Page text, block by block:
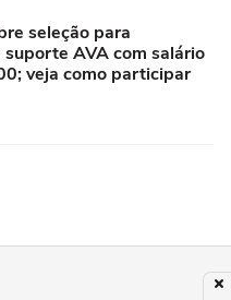
seleção para
AVA com salário
veja como participar